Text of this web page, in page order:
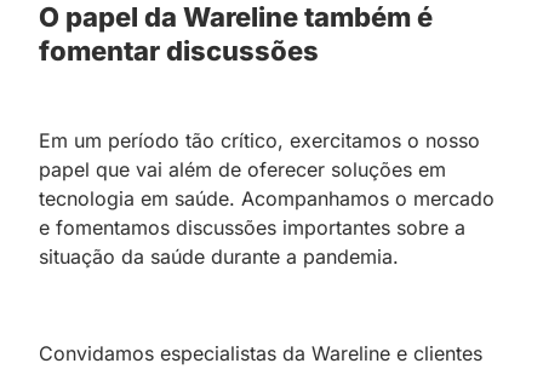
O papel da Wareline também é
fomentar discussões
Em um período tão crítico, exercitamos o nosso
papel que vai além de oferecer soluções em
tecnologia em saúde. Acompanhamos o mercado
e fomentamos discussões importantes sobre a
situação da saúde durante a pandemia.
Convidamos especialistas da Wareline e clientes